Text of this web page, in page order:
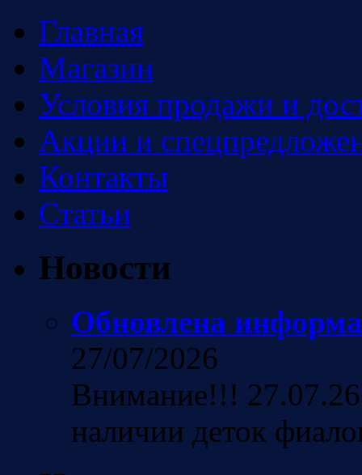
Главная
Магазин
Условия продажи и
Акции и
Контакты
Статьи
Новости
Обновлена
27/07/2026
Внимание!!!
наличии деток